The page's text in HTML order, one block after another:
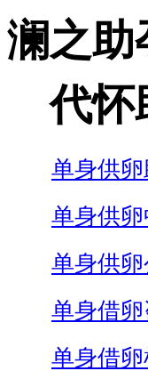
澜之助
代怀
单身供
单身供
单身供卵
单身借卵
单身借卵